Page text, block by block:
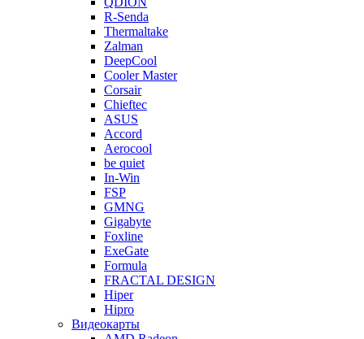
R-Senda
Thermaltake
Zalman
DeepCool
Cooler Master
Corsair
Chieftec
ASUS
Accord
Aerocool
be quiet
In-Win
FSP
GMNG
Gigabyte
Foxline
ExeGate
Formula
FRACTAL DESIGN
Hiper
Hipro
Видеокарты